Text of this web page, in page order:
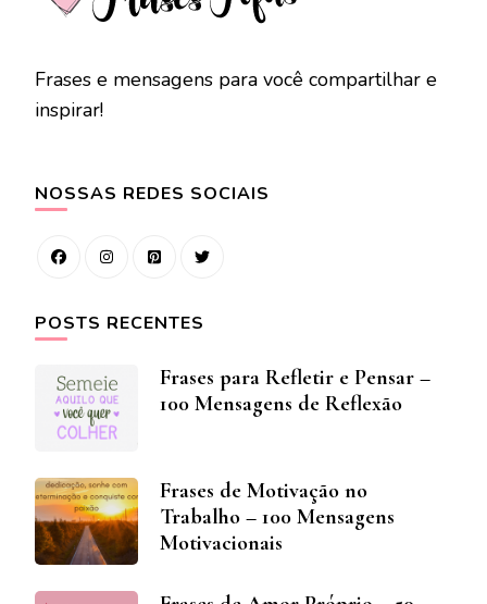
Frases e mensagens para você compartilhar e
inspirar!
NOSSAS REDES SOCIAIS
POSTS RECENTES
Frases para Refletir e Pensar –
100 Mensagens de Reflexão
Frases de Motivação no
Trabalho – 100 Mensagens
Motivacionais